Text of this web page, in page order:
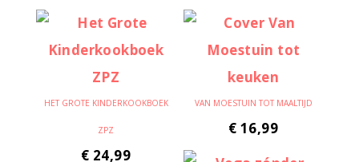
HET GROTE KINDERKOOKBOEK
ZPZ
€ 24,99
VAN MOESTUIN TOT MAALTIJD
€ 16,99